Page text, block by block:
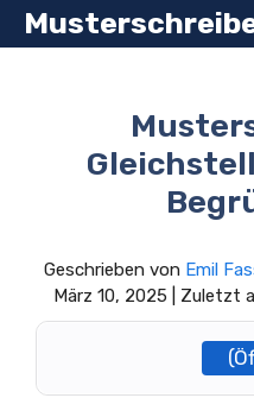
Zum
Inhalt
Geschrieben von Emil
März 10, 2025 | Zuletzt